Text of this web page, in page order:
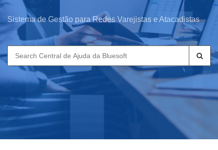
Sistema de Gestão para Redes Varejistas e Atacadistas
Search
for: